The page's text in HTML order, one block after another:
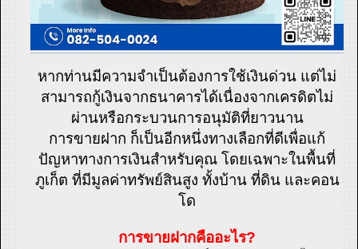
หากท่านมีความจำเป็นต้องการใช้เงินด่วน แต่ไม่
สามารถกู้เงินจากธนาคารได้เนื่องจากเครดิตไม่
ผ่านหรือกระบวนการอนุมัติที่ยาวนาน
การขายฝาก ก็เป็นอีกหนึ่งทางเลือกที่ดีเพื่อแก้
ปัญหาทางการเงินสำหรับคุณ โดยเฉพาะในพื้นที่
ภูเก็ต ที่มีมูลค่าทรัพย์สินสูง ทั้งบ้าน ที่ดิน และคอน
โด
การขายฝากคืออะไร?